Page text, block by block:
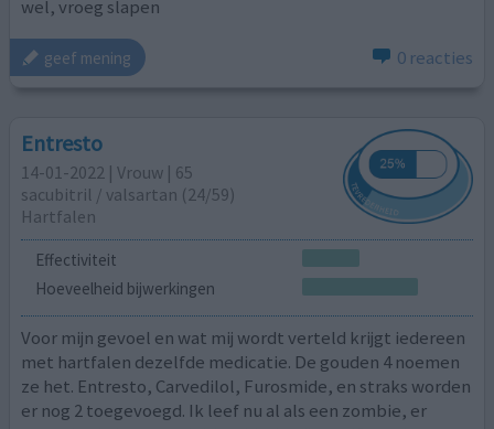
wel, vroeg slapen
geef mening 0 reacties
Entresto
14-01-2022 | Vrouw | 65
sacubitril / ​valsartan (24/59)
Hartfalen
Effectiviteit
Hoeveelheid bijwerkingen
Voor mijn gevoel en wat mij wordt verteld krijgt iedereen
met hartfalen dezelfde medicatie. De gouden 4 noemen
ze het. Entresto, Carvedilol, Furosmide, en straks worden
er nog 2 toegevoegd. Ik leef nu al als een zombie, er